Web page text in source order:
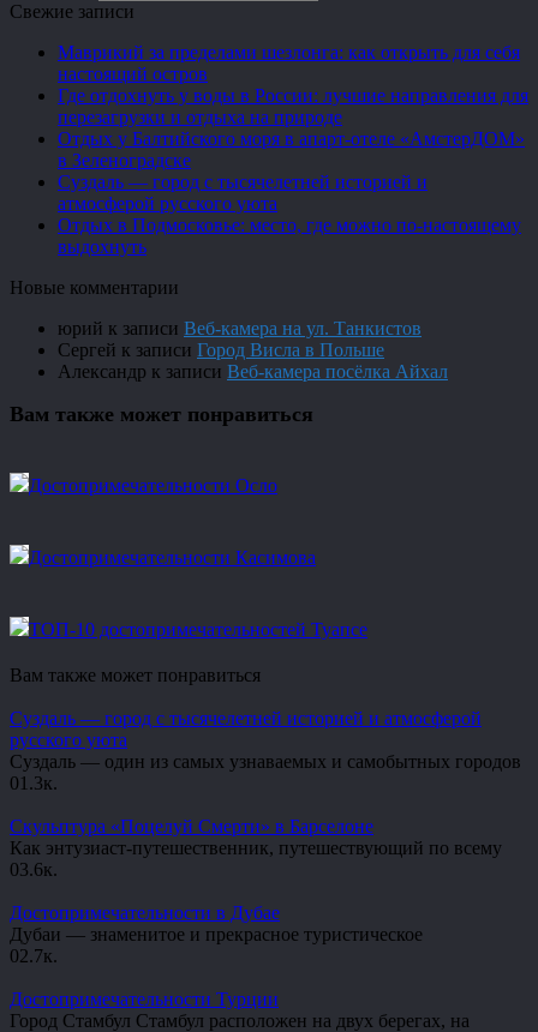
Свежие записи
Маврикий за пределами шезлонга: как открыть для себя
настоящий остров
Где отдохнуть у воды в России: лучшие направления для
перезагрузки и отдыха на природе
Отдых у Балтийского моря в апарт-отеле «АмстерДОМ»
в Зеленоградске
Суздаль — город с тысячелетней историей и
атмосферой русского уюта
Отдых в Подмосковье: место, где можно по-настоящему
выдохнуть
Новые комментарии
юрий к записи Веб-камера на ул. Танкистов
Сергей к записи Город Висла в Польше
Александр к записи Веб-камера посёлка Айхал
Вам также может понравиться
Достопримечательности Осло
Достопримечательности Касимова
ТОП-10 достопримечательностей Туапсе
Вам также может понравиться
Суздаль — город с тысячелетней историей и атмосферой
русского уюта
Суздаль — один из самых узнаваемых и самобытных городов
01.3к.
Скульптура «Поцелуй Смерти» в Барселоне
Как энтузиаст-путешественник, путешествующий по всему
03.6к.
Достопримечательности в Дубае
Дубаи — знаменитое и прекрасное туристическое
02.7к.
Достопримечательности Турции
Город Стамбул Стамбул расположен на двух берегах, на